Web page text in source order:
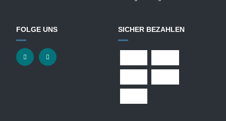
FOLGE UNS SICHER BEZAHLEN